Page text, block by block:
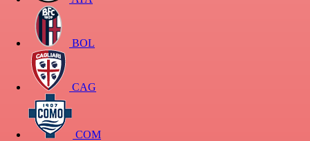
BOL
CAG
COM